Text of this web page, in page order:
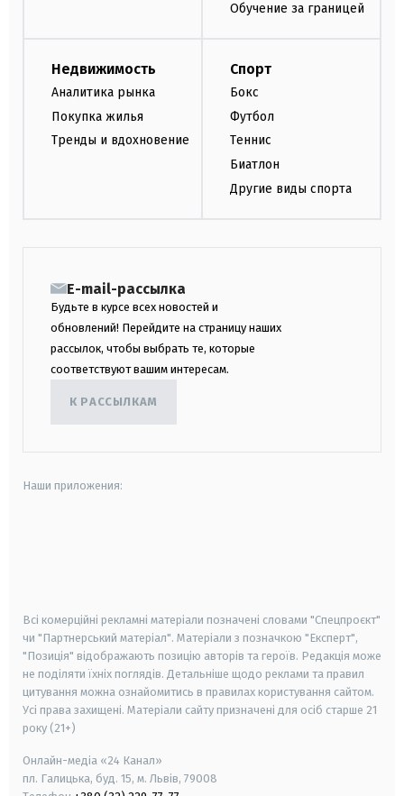
Обучение за границей
Недвижимость
Аналитика рынка
Покупка жилья
Тренды и вдохновение
Спорт
Бокс
Футбол
Теннис
Биатлон
Другие виды спорта
E-mail-рассылка
Будьте в курсе всех новостей и
обновлений! Перейдите на страницу наших
рассылок, чтобы выбрать те, которые
соответствуют вашим интересам.
К РАССЫЛКАМ
Наши приложения:
Всі комерційні рекламні матеріали позначені словами "Спецпроєкт"
чи "Партнерський матеріал". Матеріали з позначкою "Експерт",
"Позиція" відображають позицію авторів та героїв. Редакція може
не поділяти їхніх поглядів. Детальніше щодо реклами та правил
цитування можна ознайомитись в правилах користування сайтом.
Усі права захищені. Матеріали сайту призначені для осіб старше 21
року (21+)
Онлайн-медіа «24 Канал»
пл. Галицька, буд. 15, м. Львів, 79008